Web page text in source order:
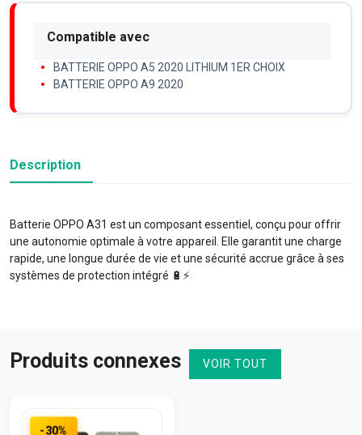
Compatible avec
BATTERIE OPPO A5 2020 LITHIUM 1ER CHOIX
BATTERIE OPPO A9 2020
Description
Batterie OPPO A31 est un composant essentiel, conçu pour offrir
une autonomie optimale à votre appareil. Elle garantit une charge
rapide, une longue durée de vie et une sécurité accrue grâce à ses
systèmes de protection intégré 🔋⚡️
Produits connexes VOIR TOUT
-30%